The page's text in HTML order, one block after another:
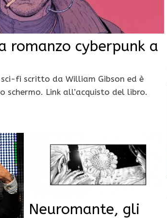
romanzo cyberpunk a
fi scritto da William Gibson ed è
schermo. Link all’acquisto del libro.
Neuromante, gli